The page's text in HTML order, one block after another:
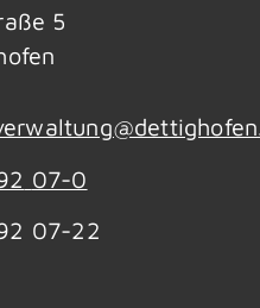
5
07-0
07-22